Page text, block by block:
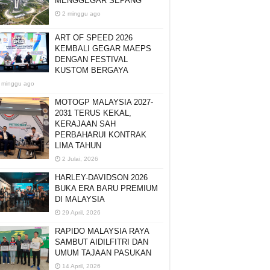
2 minggu ago
ART OF SPEED 2026
KEMBALI GEGAR MAEPS
DENGAN FESTIVAL
KUSTOM BERGAYA
minggu ago
MOTOGP MALAYSIA 2027-
2031 TERUS KEKAL,
KERAJAAN SAH
PERBAHARUI KONTRAK
LIMA TAHUN
2 Julai, 2026
HARLEY-DAVIDSON 2026
BUKA ERA BARU PREMIUM
DI MALAYSIA
29 April, 2026
RAPIDO MALAYSIA RAYA
SAMBUT AIDILFITRI DAN
UMUM TAJAAN PASUKAN
14 April, 2026